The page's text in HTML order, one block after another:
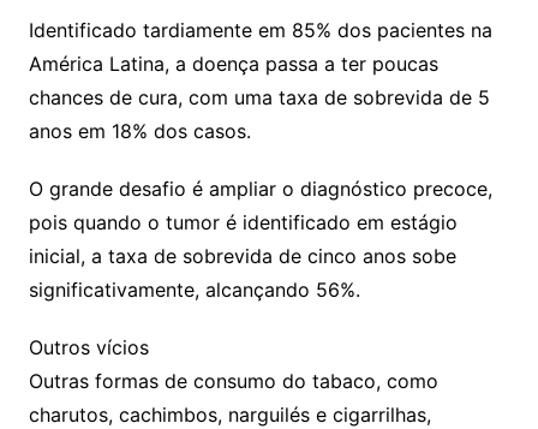
Identificado tardiamente em 85% dos pacientes na
América Latina, a doença passa a ter poucas
chances de cura, com uma taxa de sobrevida de 5
anos em 18% dos casos.
O grande desafio é ampliar o diagnóstico precoce,
pois quando o tumor é identificado em estágio
inicial, a taxa de sobrevida de cinco anos sobe
significativamente, alcançando 56%.
Outros vícios
Outras formas de consumo do tabaco, como
charutos, cachimbos, narguilés e cigarrilhas,